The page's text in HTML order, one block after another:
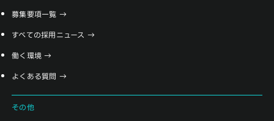
募集要項一覧
すべての採用ニュース
働く環境
よくある質問
その他